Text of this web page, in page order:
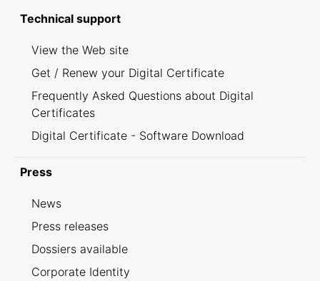
Technical support
View the Web site
Get / Renew your Digital Certificate
Frequently Asked Questions about Digital
Certificates
Digital Certificate - Software Download
Press
News
Press releases
Dossiers available
Corporate Identity